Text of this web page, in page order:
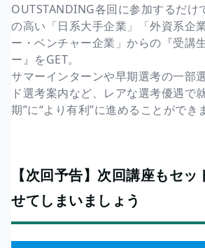
OUTSTANDING各回に参加するだけ
の高い「日系大手企業」「外資系企
ー・ベンチャー企業」からの『受講
ー』をGET。
サマーインターンや早期選考の一部
ド選考案内など、レアな選考優遇で
期”に“より有利”に進めることができ
【次回予告】次回講座もセッ
せてしまいましょう